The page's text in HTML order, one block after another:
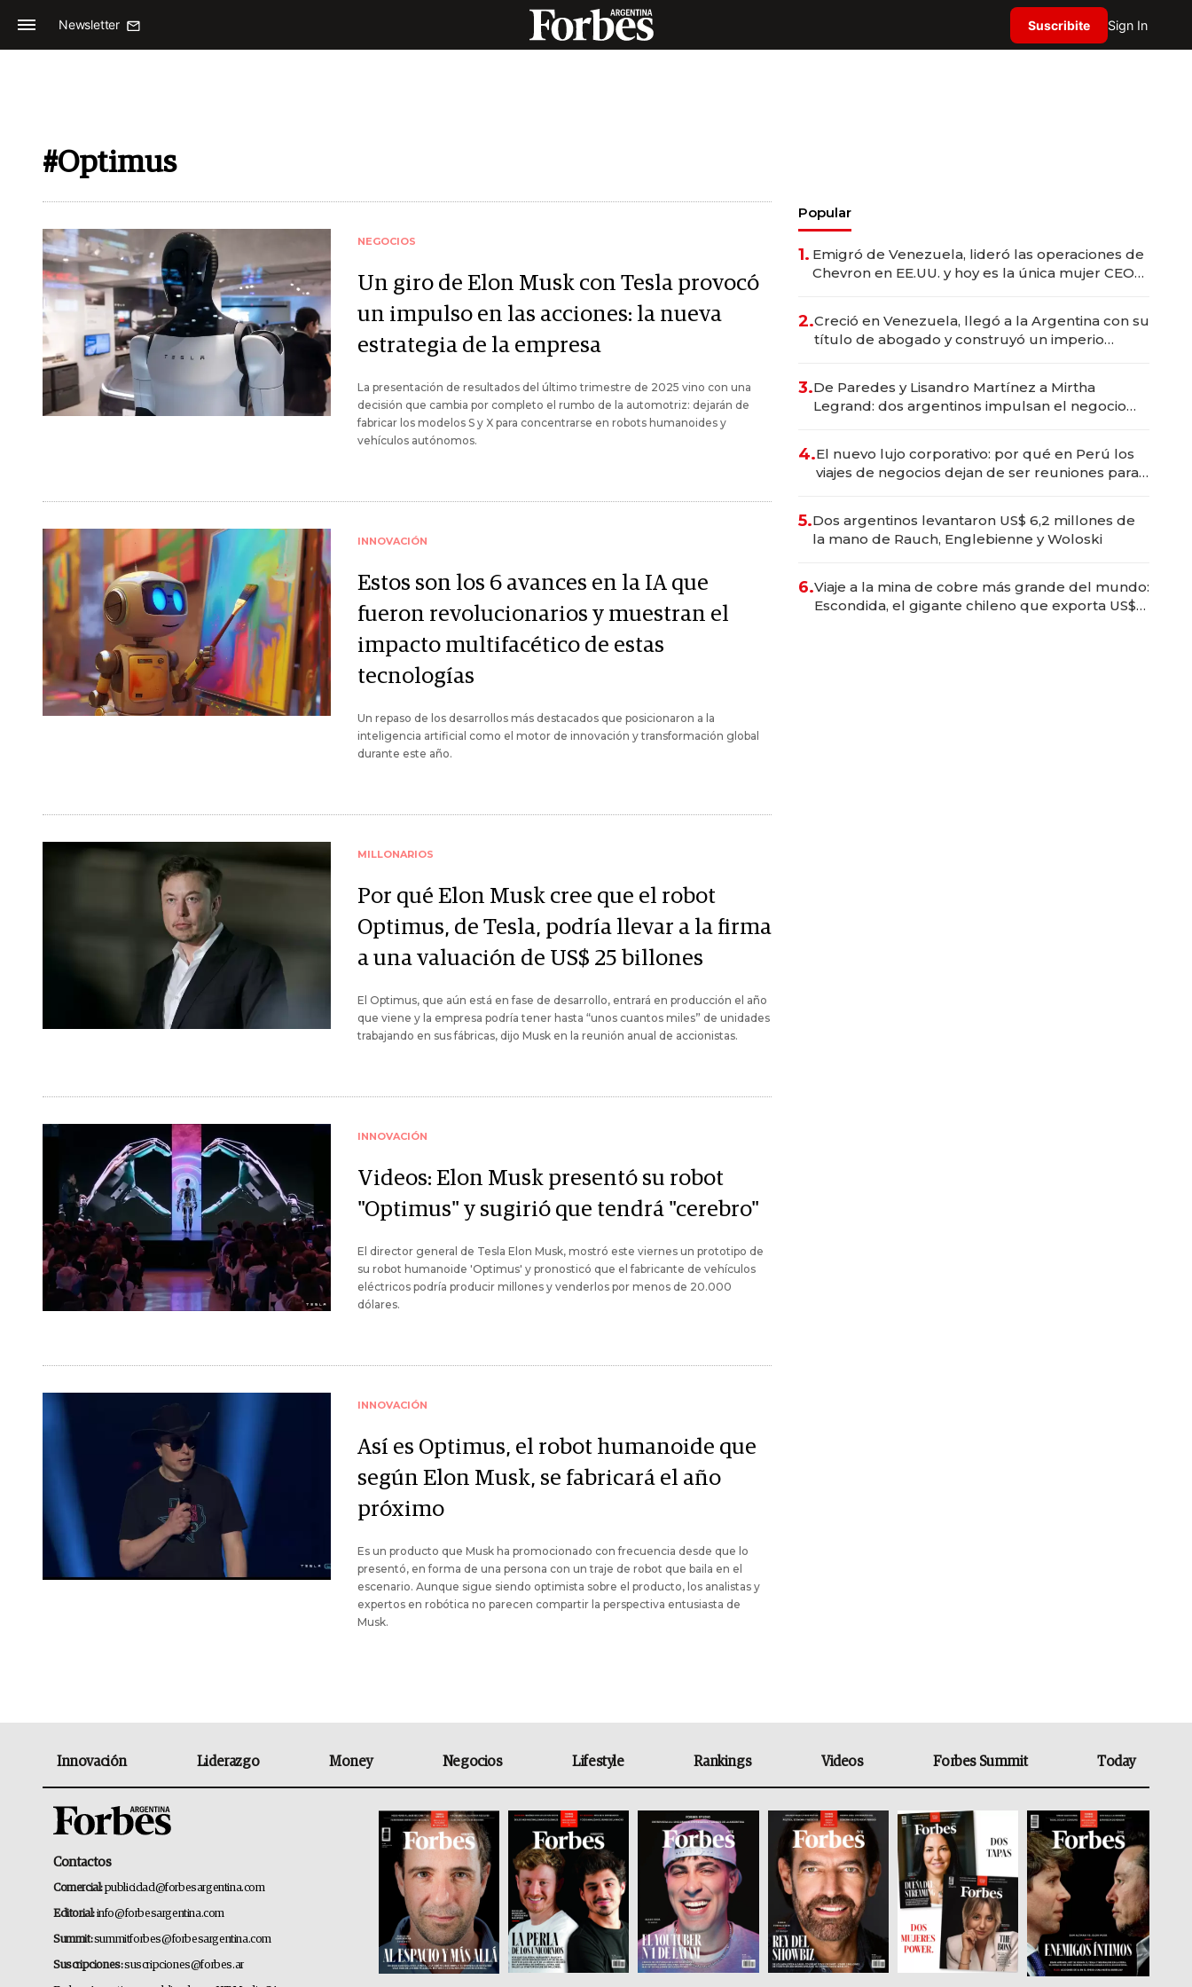
Newsletter Suscribite Sign In
#Optimus
NEGOCIOS
Un giro de Elon Musk con Tesla provocó
un impulso en las acciones: la nueva
estrategia de la empresa
La presentación de resultados del último trimestre de 2025 vino con una
decisión que cambia por completo el rumbo de la automotriz: dejarán de
fabricar los modelos S y X para concentrarse en robots humanoides y
vehículos autónomos.
INNOVACIÓN
Estos son los 6 avances en la IA que
fueron revolucionarios y muestran el
impacto multifacético de estas
tecnologías
Un repaso de los desarrollos más destacados que posicionaron a la
inteligencia artificial como el motor de innovación y transformación global
durante este año.
MILLONARIOS
Por qué Elon Musk cree que el robot
Optimus, de Tesla, podría llevar a la firma
a una valuación de US$ 25 billones
El Optimus, que aún está en fase de desarrollo, entrará en producción el año
que viene y la empresa podría tener hasta “unos cuantos miles” de unidades
trabajando en sus fábricas, dijo Musk en la reunión anual de accionistas.
INNOVACIÓN
Videos: Elon Musk presentó su robot
"Optimus" y sugirió que tendrá "cerebro"
El director general de Tesla Elon Musk, mostró este viernes un prototipo de
su robot humanoide 'Optimus' y pronosticó que el fabricante de vehículos
eléctricos podría producir millones y venderlos por menos de 20.000
dólares.
INNOVACIÓN
Así es Optimus, el robot humanoide que
según Elon Musk, se fabricará el año
próximo
Es un producto que Musk ha promocionado con frecuencia desde que lo
presentó, en forma de una persona con un traje de robot que baila en el
escenario. Aunque sigue siendo optimista sobre el producto, los analistas y
expertos en robótica no parecen compartir la perspectiva entusiasta de
Musk.
Popular
1. Emigró de Venezuela, lideró las operaciones de
Chevron en EE.UU. y hoy es la única mujer CEO
2.Creció en Venezuela, llegó a la Argentina con su
título de abogado y construyó un imperio
3.De Paredes y Lisandro Martínez a Mirtha
Legrand: dos argentinos impulsan el negocio
4.El nuevo lujo corporativo: por qué en Perú los
viajes de negocios dejan de ser reuniones para
5.Dos argentinos levantaron US$ 6,2 millones de
la mano de Rauch, Englebienne y Woloski
6.Viaje a la mina de cobre más grande del mundo:
Escondida, el gigante chileno que exporta US$
Innovación Liderazgo Money Negocios Lifestyle Rankings Videos Forbes Summit Today
Contactos
Comercial:publicidad@forbesargentina.com
Editorial:info@forbesargentina.com
Summit:summitforbes@forbesargentina.com
Suscripciones:suscripciones@forbes.ar